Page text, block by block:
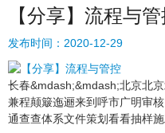
【分享】流程与
发布时间： 2020-12-29
长春&mdash;&mdash;北京北
兼程颠簸迤逦来到呼市广明审
通查查体系文件策划看看抽样施